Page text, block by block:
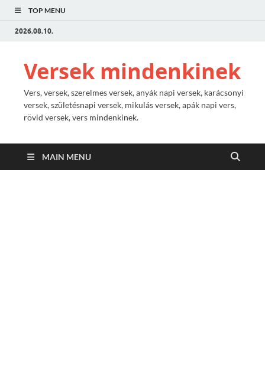
TOP MENU
2026.08.10.
Versek mindenkinek
Vers, versek, szerelmes versek, anyák napi versek, karácsonyi
versek, születésnapi versek, mikulás versek, apák napi vers,
rövid versek, vers mindenkinek.
MAIN MENU